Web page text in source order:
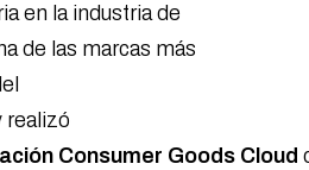
en la industria de
de las marcas más
realizó
Consumer Goods Cloud